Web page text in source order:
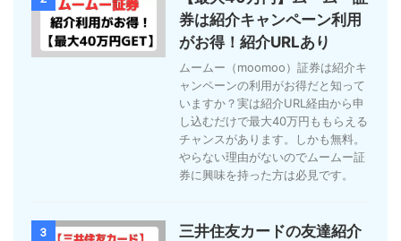
券は紹介キャンペーン利用
がお得！紹介URLあり
ムームー（moomoo）証券は紹介キ
ャンペーンの利用がお得だと知って
いますか？実は紹介URL経由から申
し込むだけで最大40万円ももらえる
チャンスがあります。しかも無料。
やらない理由がないのでムームー証
券に興味を持った方は必見です。
3
三井住友カードの友達紹介